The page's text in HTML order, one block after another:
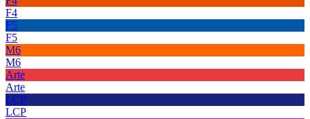
F4
F5
F5
M6
M6
Arte
Arte
LCP
LCP